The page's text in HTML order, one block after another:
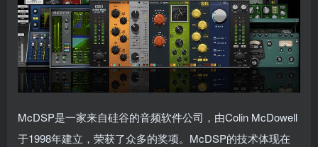
McDSP是一家来自硅谷的音频软件公司，由Colin McDowell
于1998年建立，荣获了众多的奖项。McDSP的技术体现在